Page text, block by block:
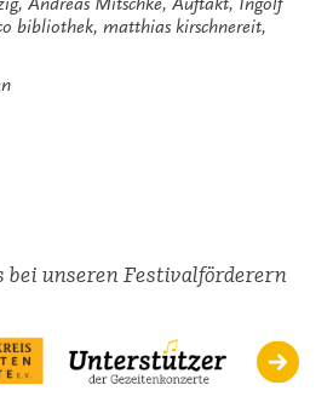
bibliothek, matthias kirschnereit,
zu
bei unseren Festivalförderern